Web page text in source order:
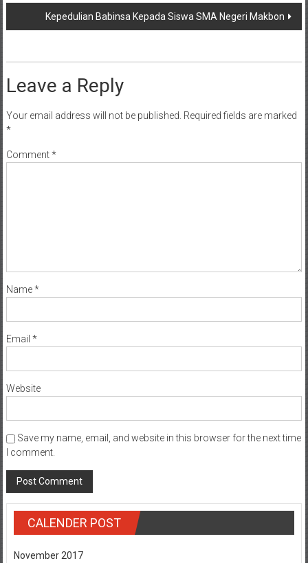
Kepedulian Babinsa Kepada Siswa SMA Negeri Makbon
Leave a Reply
Your email address will not be published. Required fields are marked
*
Comment*
Name*
Email *
Website
Save my name, email, and website in this browser for the next time
I comment.
CALENDER POST
November 2017